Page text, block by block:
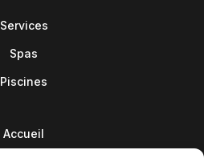
Services
Spas
Piscines
Accueil